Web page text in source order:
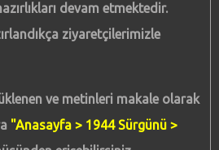
devam etmektedir.
ziyaretçilerimizle
ve metinleri makale olarak
"Anasayfa > 1944 Sürgünü >